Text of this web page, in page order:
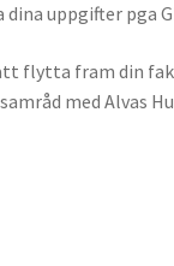
uppgifter pga
flytta fram din
med Alvas